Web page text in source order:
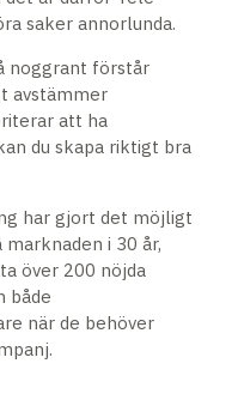
saker annorlunda.
​​noggrant förstår
avstämmer
att ha
du skapa riktigt bra
har gjort det möjligt
i 30 år,
över 200 nöjda
både
när de behöver